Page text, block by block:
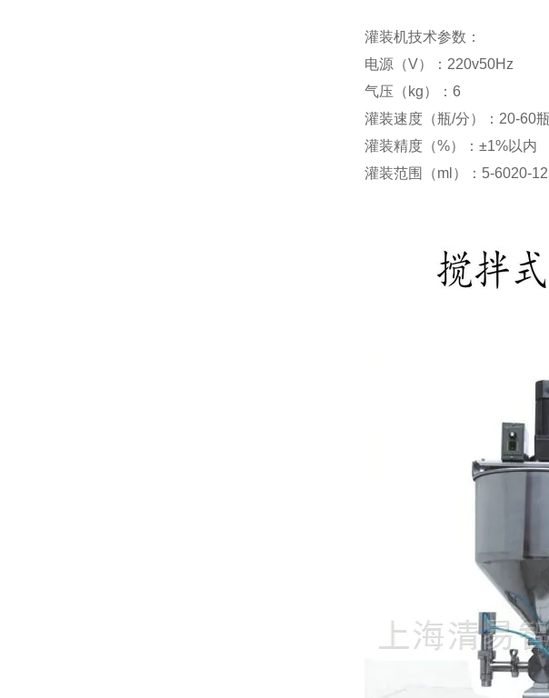
灌装机技术参数：
电源（V）：220v50Hz
气压（kg）：6
灌装速度（瓶/分）：20-60
灌装精度（%）：±1%以内
灌装范围（ml）：5-6020-